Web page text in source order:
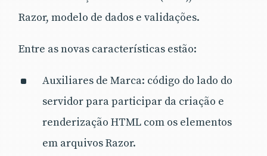
Razor, modelo de dados e validações.
Entre as novas características estão:
Auxiliares de Marca: código do lado do
servidor para participar da criação e
renderização HTML com os elementos
em arquivos Razor.